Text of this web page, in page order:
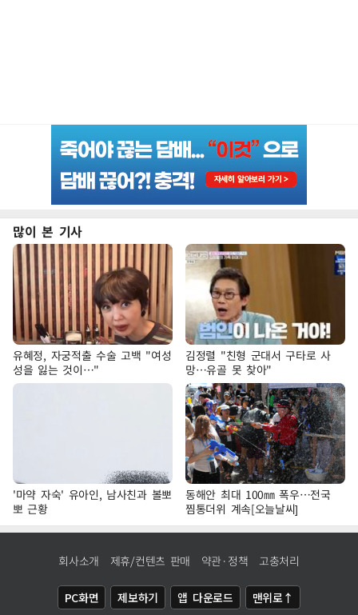
많이 본 기사
유혜정, 자궁적출 수술 고백 "여성
성을 잃는 것이…"
김정렬 "친형 군대서 구타로 사
망…유골 못 찾아"
'마약 자숙' 유아인, 남사친과 볼뽀
뽀 근황
동해안 최대 100㎜ 폭우…전국
찜통더위 계속[오늘날씨]
회사소개 제휴/컨텐츠 판매 약관·정책 고충처리
PC화면 제보하기 앱 다운로드 맨위로↑